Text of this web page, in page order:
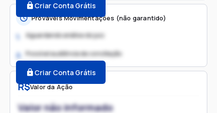
R$Valor da Ação
Valor não informado
Criar Conta Grátis
Prováveis Movimentações (não garantido)
1. Aguardando análise do juiz
2. Possível audiência de conciliação
Criar Conta Grátis